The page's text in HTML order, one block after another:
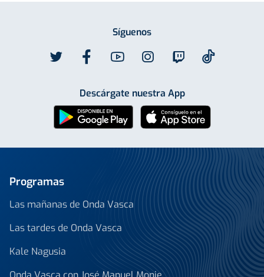
Síguenos
Descárgate nuestra App
Programas
Las mañanas de Onda Vasca
Las tardes de Onda Vasca
Kale Nagusia